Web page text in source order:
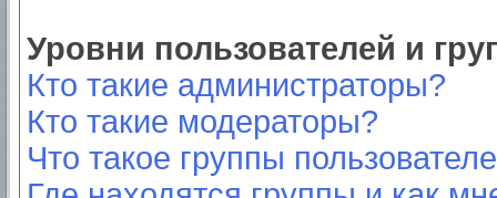
Уровни пользователей и
Кто такие администраторы?
Кто такие модераторы?
Что такое группы